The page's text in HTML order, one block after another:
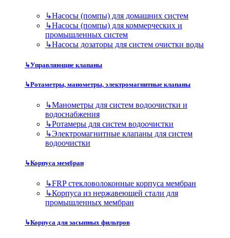
↳Насосы (помпы) для домашних систем
↳Насосы (помпы) для коммерческих и
промышленных систем
↳Насосы дозаторы для систем очистки воды
↳Управляющие клапаны
↳Ротаметры, манометры, электромагнитные клапаны
↳Манометры для систем водоочистки и
водоснабжения
↳Ротамеры для систем водоочистки
↳Электромагнитные клапаны для систем
водоочистки
↳Корпуса мембран
↳FRP стекловолоконные корпуса мембран
↳Корпуса из нержавеющей стали для
промышленных мембран
↳Корпуса для засыпных фильтров